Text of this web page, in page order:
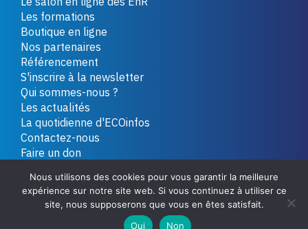
Les formations
Boutique en ligne
Nos partenaires
Référencement
S'inscrire à la newsletter
Qui sommes-nous ?
Les actualités
La quotidienne d'ECOinfos
Contactez-nous
Faire un don
Copyright 2026 - Tous droits réservés Plan du site
Politique de confidentialité
Nous utilisons des cookies pour vous garantir la meilleure
expérience sur notre site web. Si vous continuez à utiliser ce
site, nous supposerons que vous en êtes satisfait.
Oui
Non